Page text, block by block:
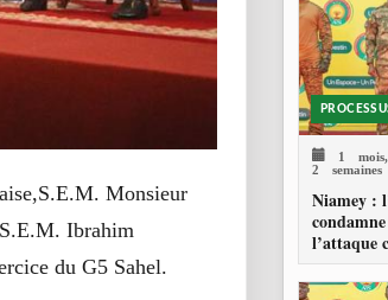
Monsieur
Ibrahim
du G5 Sahel.
1 mois,
2 semaines
Niamey :
condamne
l’attaque
Hamani